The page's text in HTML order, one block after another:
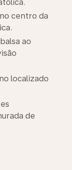
centro da
ao
localizado
de